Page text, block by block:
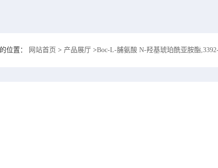
位置： 网站首页 > 产品展厅 >Boc-L-脯氨酸 N-羟基琥珀酰亚胺酯